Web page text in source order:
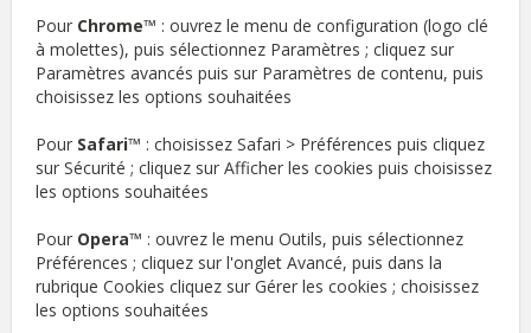
Pour Chrome™ : ouvrez le menu de configuration (logo clé
à molettes), puis sélectionnez Paramètres ; cliquez sur
Paramètres avancés puis sur Paramètres de contenu, puis
choisissez les options souhaitées
Pour Safari™ : choisissez Safari > Préférences puis cliquez
sur Sécurité ; cliquez sur Afficher les cookies puis choisissez
les options souhaitées
Pour Opera™ : ouvrez le menu Outils, puis sélectionnez
Préférences ; cliquez sur l'onglet Avancé, puis dans la
rubrique Cookies cliquez sur Gérer les cookies ; choisissez
les options souhaitées